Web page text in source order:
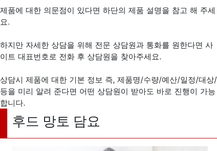
제품에 대한 의문점이 있다면 하단의 제품 설명을 참고 해 주세
요.
하지만 자세한 상담을 위해 전문 상담원과 통화를 원한다면 사
이트 대표번호로 전화 후 상담원을 찾아주세요.
상담시 제품에 대한 기본 정보 즉, 제품명/수량/예산/일정/대상/
등을 미리 알려 준다면 어떤 상담원이 받아도 바로 진행이 가능
합니다.
후드 망토 담요